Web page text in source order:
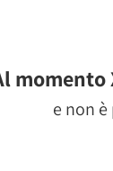
e non